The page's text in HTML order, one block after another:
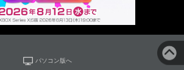
パソコン版へ